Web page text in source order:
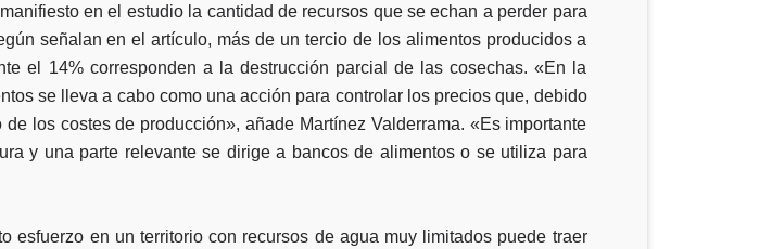
en el estudio la cantidad de recursos que se echan a perder para
señalan en el artículo, más de un tercio de los alimentos producidos a
el 14% corresponden a la destrucción parcial de las cosechas. «En la
se lleva a cabo como una acción para controlar los precios que, debido
los costes de producción», añade Martínez Valderrama. «Es importante
y una parte relevante se dirige a bancos de alimentos o se utiliza para
esfuerzo en un territorio con recursos de agua muy limitados puede traer